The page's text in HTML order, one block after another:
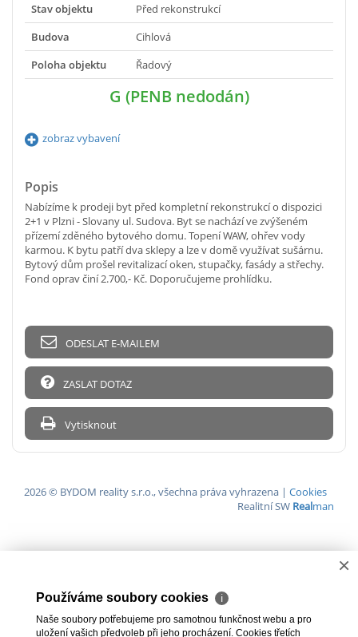
Stav objektu
Před rekonstrukcí
Budova
Cihlová
Poloha objektu
Řadový
G (PENB nedodán)
zobraz vybavení
Popis
Nabízíme k prodeji byt před kompletní rekonstrukcí o dispozici
2+1 v Plzni - Slovany ul. Sudova. Byt se nachází ve zvýšeném
přízemí zděného bytového domu. Topení WAW, ohřev vody
karmou. K bytu patří dva sklepy a lze v domě využívat sušárnu.
Bytový dům prošel revitalizací oken, stupačky, fasády a střechy.
Fond oprav činí 2.700,- Kč. Doporučujeme prohlídku.
ODESLAT E-MAILEM
ZASLAT DOTAZ
Vytisknout
2026 © BYDOM reality s.r.o., všechna práva vyhrazena | Cookies
Realitní SW Realman
×
Používáme soubory cookies ℹ
Naše soubory potřebujeme pro samotnou funkčnost webu a pro
uložení vašich předvoleb při jeho procházení. Cookies třetích